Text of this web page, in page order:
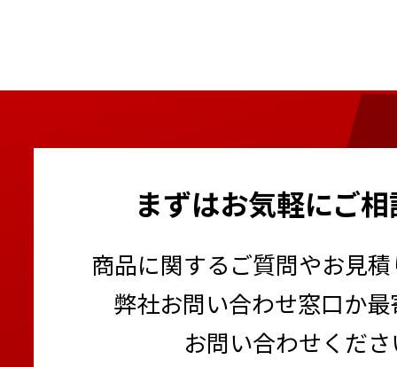
まずはお気軽にご
商品に関するご質問やお見
弊社お問い合わせ窓口か
お問い合わせくだ